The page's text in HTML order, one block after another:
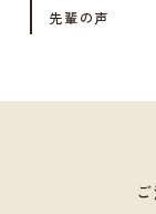
先輩の声